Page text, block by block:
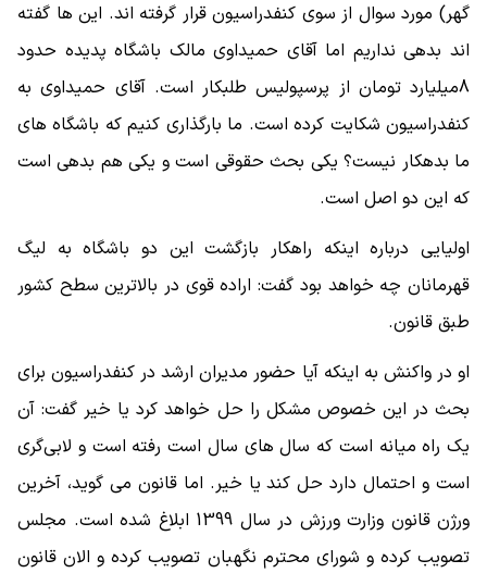
گهر) مورد سوال از سوی کنفدراسیون قرار گرفته اند. این ها گفته
اند بدهی نداریم اما آقای حمیداوی مالک باشگاه پدیده حدود
8میلیارد تومان از پرسپولیس طلبکار است. آقای حمیداوی به
کنفدراسیون شکایت کرده است. ما بارگذاری کنیم که باشگاه های
ما بدهکار نیست؟ یکی بحث حقوقی است و یکی هم بدهی است
که این دو اصل است.
اولیایی درباره اینکه راهکار بازگشت این دو باشگاه به لیگ
قهرمانان چه خواهد بود گفت: اراده قوی در بالاترین سطح کشور
طبق قانون.
او در واکنش به اینکه آیا حضور مدیران ارشد در کنفدراسیون برای
بحث در این خصوص مشکل را حل خواهد کرد یا خیر گفت: آن
یک راه میانه است که سال های سال است رفته است و لابی‌گری
است و احتمال دارد حل کند یا خیر. اما قانون می گوید، آخرین
ورژن قانون وزارت ورزش در سال 1399 ابلاغ شده است. مجلس
تصویب کرده و شورای محترم نگهبان تصویب کرده و الان قانون